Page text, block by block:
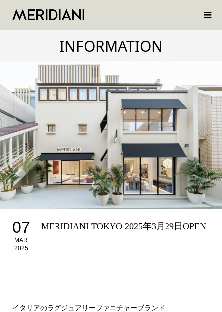
INFORMATION
07
MAR
2025
MERIDIANI TOKYO 2025年3月29日OPEN
イタリアのラグジュアリーファニチャーブランド